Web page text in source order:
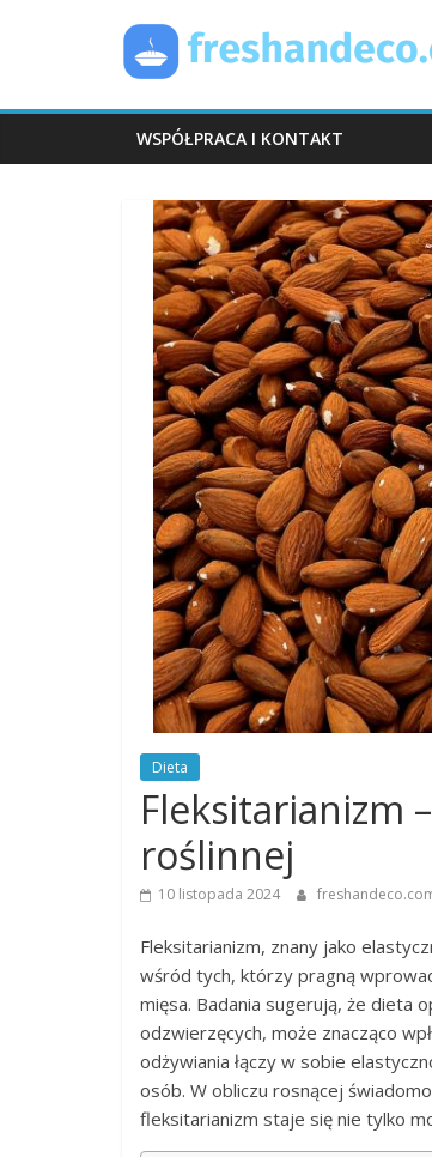
WSPÓŁPRACA I KONTAKT
Dieta
Fleksitarianizm
roślinnej
10 listopada 2024
Fleksitarianizm, znany jako
wśród tych, którzy pragną
mięsa. Badania sugerują, że dieta
odzwierzęcych, może znacząco
odżywiania łączy w sobie
osób. W obliczu rosnącej
fleksitarianizm staje się nie tylko